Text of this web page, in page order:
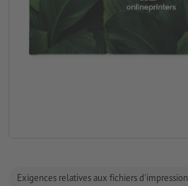
Exigences relatives aux fichiers d'impression